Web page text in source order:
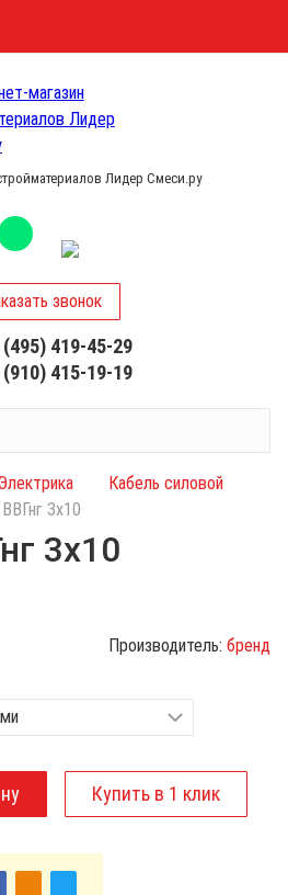
Лидер Смеси.ру
звонок
(495) 419-45-29
(910) 415-19-19
Кабель силовой
3х10
3х10
Производитель: бренд